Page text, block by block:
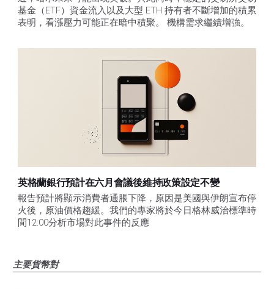
基金（ETF）資金流入以及大型 ETH 持有者不斷增加的積累
表明，看漲壓力可能正在暗中積聚。 機構需求繼續增強。
英格蘭銀行預計在六月會議後維持政策設定不變
報告預計將顯示消費者通脹下降，原因是美國與伊朗宣布停
火後，原油價格趨緩。我們的專家將於今日格林威治標準時
間12:00分析市場對此事件的反應
主要貨幣對